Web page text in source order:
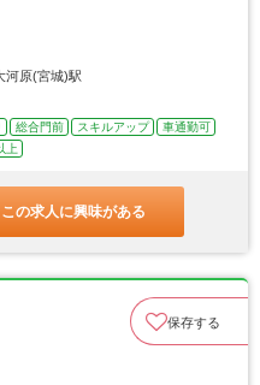
河原(宮城)駅
総合門前 スキルアップ
車通勤可
上
この求人に興味がある
保存する